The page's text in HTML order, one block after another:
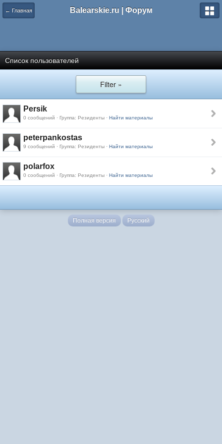
← Главная Balearskie.ru | Форум
Список пользователей
Filter »
Persik
0 сообщений · Группа: Резиденты · Найти материалы
peterpankostas
9 сообщений · Группа: Резиденты · Найти материалы
polarfox
0 сообщений · Группа: Резиденты · Найти материалы
Полная версия Русский